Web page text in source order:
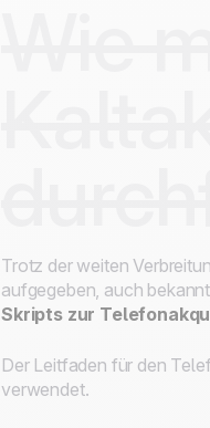
Trotz der weiten
aufgegeben, auch
Skripts zur
Der Leitfaden für den
verwendet.